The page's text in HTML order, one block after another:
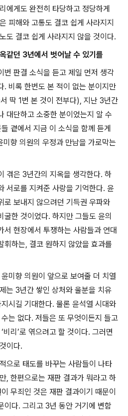
에게도 완전히 타당하고 정당하게
피해와 고통도 결코 쉽게 사라지지
도 결코 쉽게 사라지지 않을 것이다.
같던 3년에서 벗어날 수 있기를
번 판결 소식을 듣고 제일 먼저 생각
. 비록 한번도 본 적이 없는 분이지만
딱 1번 본 것이 전부다), 지난 3년간
대단하고 소중한 분이었는지 알 수
곁에서 지금 이 소식을 함께 듣게
미향 의원의 우정과 만남을 가로막는
겪은 3년간의 지옥을 생각한다. 하
서로를 지켜준 사랑을 기억한다. 윤
로 보내지 않으려던 기득권 우파와
굴한 것이었다. 하지만 그들도 윤의
서 현장에서 투쟁하는 사람들과 연대
휘하는, 결코 원하지 않았을 효과를
미향 의원이 앞으로 보여줄 더 치열
는 3년간 쌓인 상처와 울분을 치유
시길 기대한다. 물론 윤석열 시대와
는 없다. 저들은 또 무엇이든지 들고
‘비리 ’로 엮으려고 할 것이다. 그러면
이다.
으로 태도를 바꾸는 사람들이 나타
, 한편으로는 재판 결과가 뭐라고 하
무죄인 것은 재판 결과이기 때문이
이다. 그리고 3년 동안 거기에 변함